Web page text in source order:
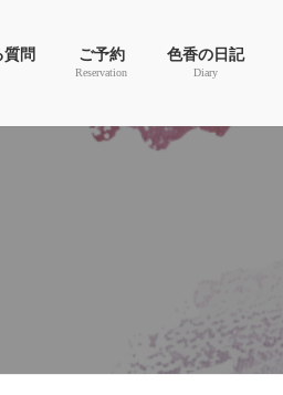
問 ご予約
Reservation
色香の日記
Diary